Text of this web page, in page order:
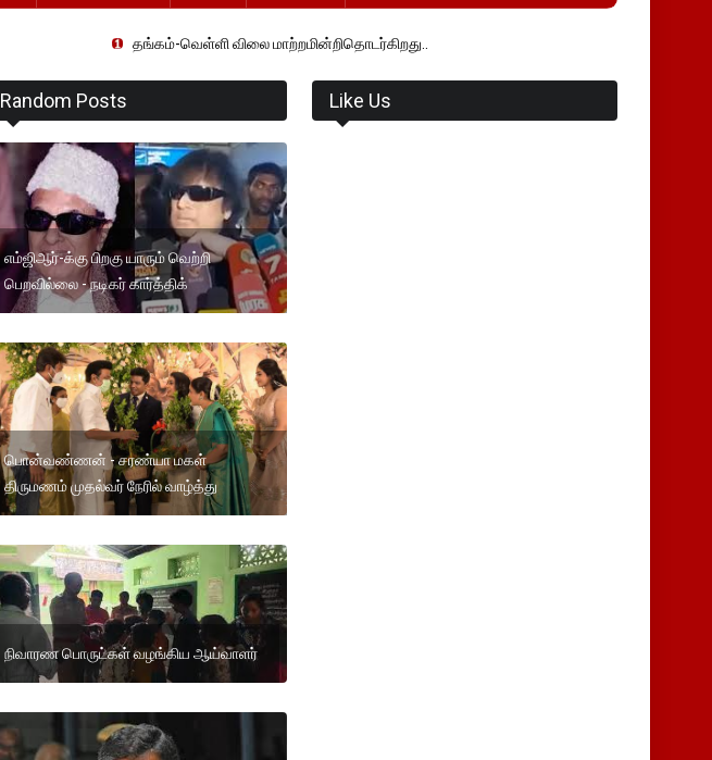
தங்கம்-வெள்ளி விலை மாற்றமின்றிதொடர்கிறது..
Random Posts
எம்ஜிஆர்-க்கு பிறகு யாரும் வெற்றி
பெறவில்லை - நடிகர் கார்த்திக்
பொன்வண்ணன் - சரண்யா மகள்
திருமணம் முதல்வர் நேரில் வாழ்த்து
நிவாரண பொருட்கள் வழங்கிய ஆய்வாளர்
Like Us